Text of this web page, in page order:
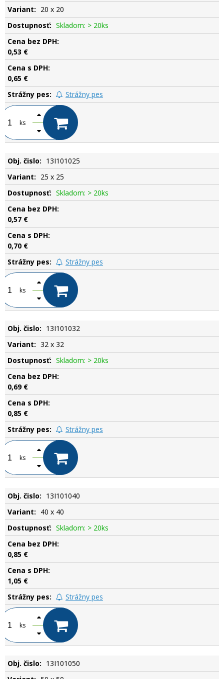
20 x 20
Skladom: > 20ks
0,53 €
0,65 €
Strážny pes
ks
13I101025
25 x 25
Skladom: > 20ks
0,57 €
0,70 €
Strážny pes
ks
13I101032
32 x 32
Skladom: > 20ks
0,69 €
0,85 €
Strážny pes
ks
13I101040
40 x 40
Skladom: > 20ks
0,85 €
1,05 €
Strážny pes
ks
13I101050